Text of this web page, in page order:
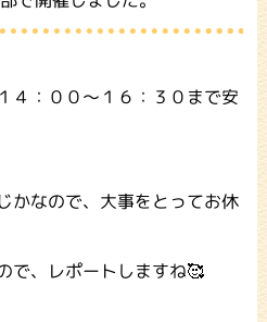
４：００～１６：３０まで安
かなので、大事をとってお休
で、レポートしますね🥰